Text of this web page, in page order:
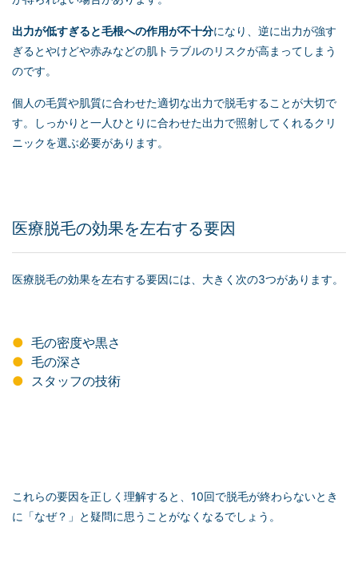
出力が低すぎると毛根への作用が不十分になり、逆に出力が強す
ぎるとやけどや赤みなどの肌トラブルのリスクが高まってしまう
のです。
個人の毛質や肌質に合わせた適切な出力で脱毛することが大切で
す。しっかりと一人ひとりに合わせた出力で照射してくれるクリ
ニックを選ぶ必要があります。
医療脱毛の効果を左右する要因
医療脱毛の効果を左右する要因には、大きく次の3つがあります。
毛の密度や黒さ
毛の深さ
スタッフの技術
これらの要因を正しく理解すると、10回で脱毛が終わらないとき
に「なぜ？」と疑問に思うことがなくなるでしょう。